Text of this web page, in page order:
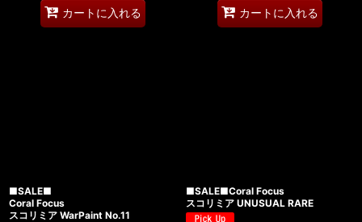
カートに入れる カートに入れる
■SALE■
Coral Focus
スコリミア WarPaint No.11
■SALE■Coral Focus
スコリミア UNUSUAL RARE